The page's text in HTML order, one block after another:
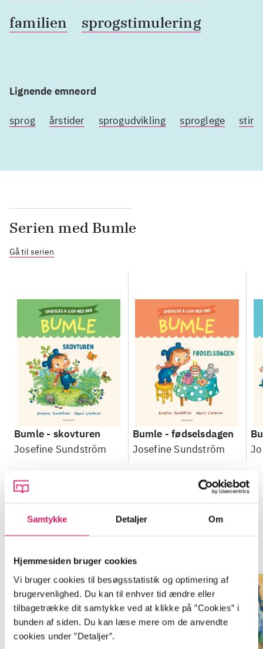
Samtykke Detaljer Om
Hjemmesiden bruger cookies
Vi bruger cookies til besøgsstatistik og optimering af
brugervenlighed. Du kan til enhver tid ændre eller
tilbagetrække dit samtykke ved at klikke på ”Cookies” i
bunden af siden. Du kan læse mere om de anvendte
cookies under ”Detaljer”.
familien
sprogstimulering
Lignende emneord
sprog årstider sprogudvikling sproglege
Serien med Bumle
Gå til serien
Bumle - skovturen
Josefine Sundström
Bumle - fødselsdagen
Josefine Sundström
Minder om